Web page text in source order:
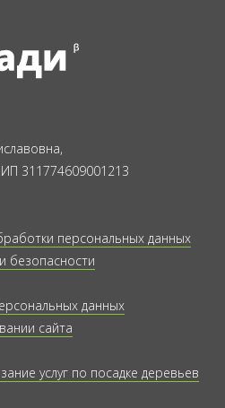
311774609001213
персональных данных
безопасности
данных
сайта
услуг по посадке деревьев